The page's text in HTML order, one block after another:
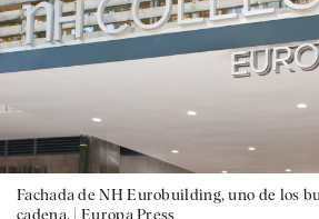
Fachada de NH Eurobuilding, uno de los
cadena. | Europa Press